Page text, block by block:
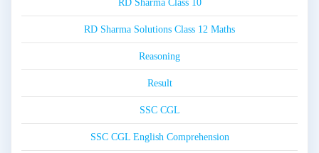
RD Sharma Class 10
RD Sharma Solutions Class 12 Maths
Reasoning
Result
SSC CGL
SSC CGL English Comprehension